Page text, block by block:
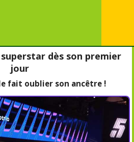
dès son premier
jour
fait oublier son ancêtre !